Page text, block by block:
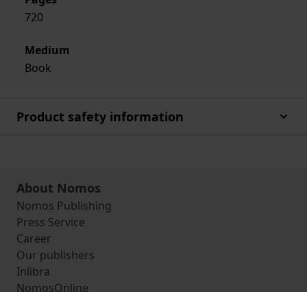
720
Medium
Book
Product safety information
About Nomos
Nomos Publishing
Press Service
Career
Our publishers
Inlibra
NomosOnline